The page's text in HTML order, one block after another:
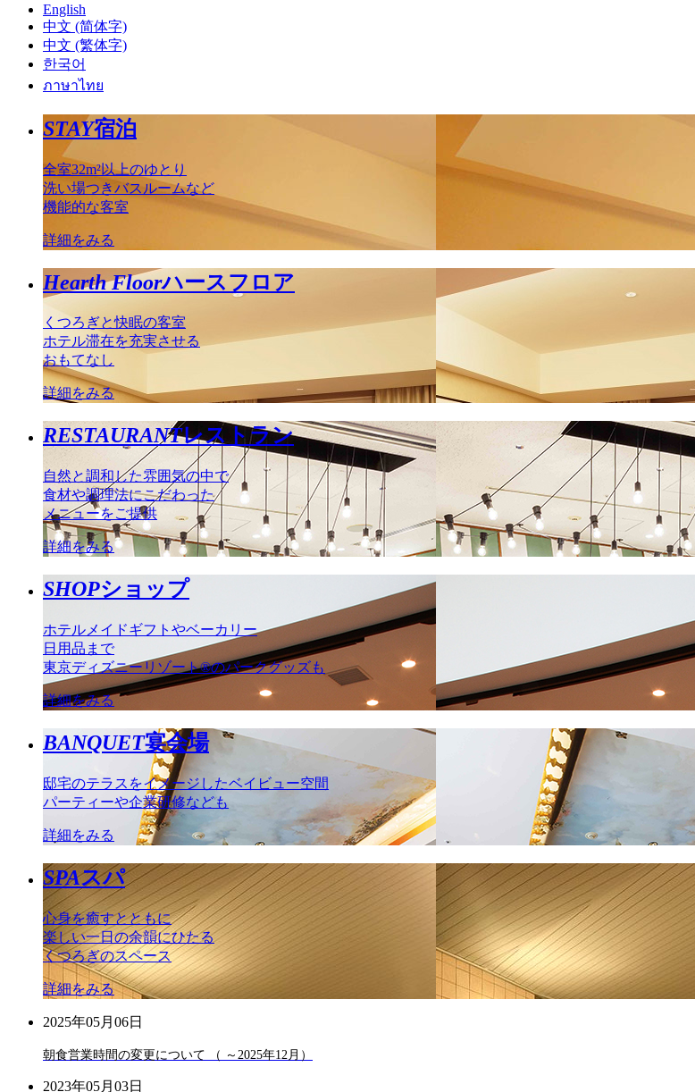
English
中文 (简体字)
中文 (繁体字)
한국어
ภาษาไทย
STAY宿泊
全室32m²以上のゆとり
洗い場つきバスルームなど
機能的な客室
詳細をみる
Hearth Floorハースフロア
くつろぎと快眠の客室
ホテル滞在を充実させる
おもてなし
詳細をみる
RESTAURANTレストラン
自然と調和した雰囲気の中で
食材や調理法にこだわった
メニューをご提供
詳細をみる
SHOPショップ
ホテルメイドギフトやベーカリー
日用品まで
東京ディズニーリゾート®のパークグッズも
詳細をみる
BANQUET宴会場
邸宅のテラスをイメージしたベイビュー空間
パーティーや企業研修なども
詳細をみる
SPAスパ
心身を癒すとともに
楽しい一日の余韻にひたる
くつろぎのスペース
詳細をみる
2025年05月06日
朝食営業時間の変更について （ ～2025年12月）
2023年05月03日